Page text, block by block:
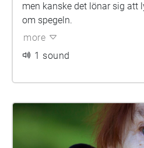
men kanske det lönar sig att
om spegeln.
more
1 sound